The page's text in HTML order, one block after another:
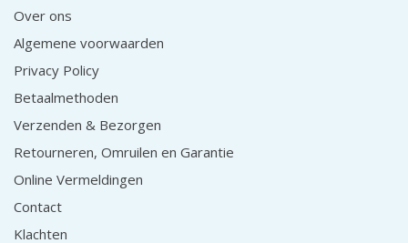
Over ons
Algemene voorwaarden
Privacy Policy
Betaalmethoden
Verzenden & Bezorgen
Retourneren, Omruilen en Garantie
Online Vermeldingen
Contact
Klachten